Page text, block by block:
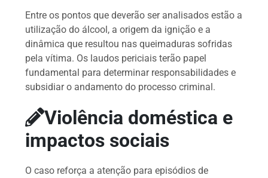
Entre os pontos que deverão ser analisados estão a
utilização do álcool, a origem da ignição e a
dinâmica que resultou nas queimaduras sofridas
pela vítima. Os laudos periciais terão papel
fundamental para determinar responsabilidades e
subsidiar o andamento do processo criminal.
Violência doméstica e
impactos sociais
O caso reforça a atenção para episódios de